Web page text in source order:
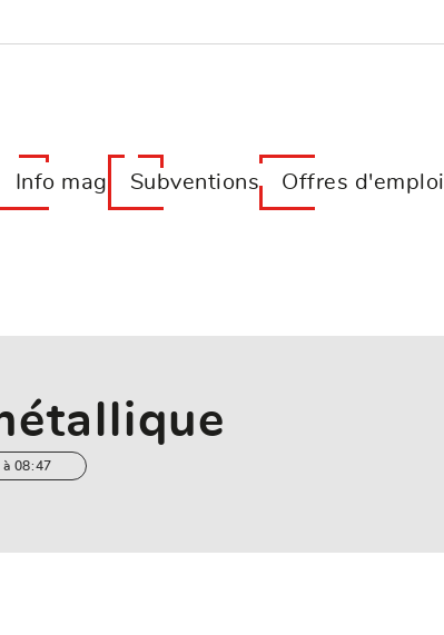
Info mag Subventions Offres d'emploi
08:47